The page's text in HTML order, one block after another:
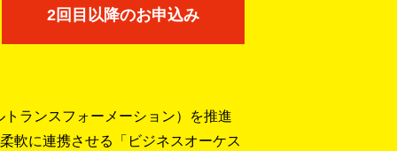
2回目以降のお申込み
ランスフォーメーション）を推進
軟に連携させる「ビジネスオーケス